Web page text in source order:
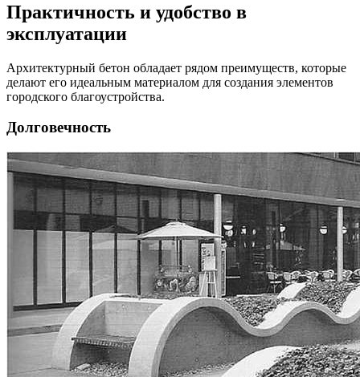
Практичность и удобство в
эксплуатации
Архитектурный бетон обладает рядом преимуществ, которые
делают его идеальным материалом для создания элементов
городского благоустройства.
Долговечность